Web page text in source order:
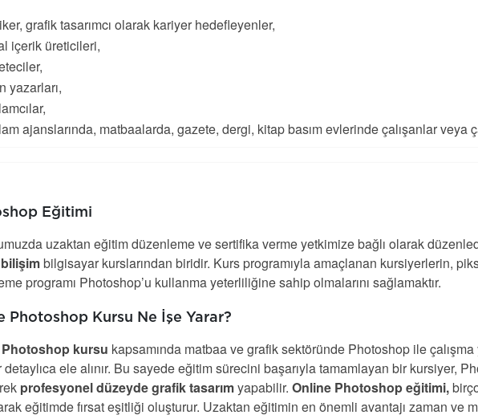
grafik tasarımcı olarak kariyer hedefleyenler,
içerik üreticileri,
yazarları,
ajanslarında, matbaalarda, gazete, dergi, kitap basım evlerinde çalışanlar veya
Eğitimi
uzaktan eğitim düzenleme ve sertifika verme yetkimize bağlı olarak
bilgisayar kurslarından biridir. Kurs programıyla amaçlanan kursiyerlerin,
programı Photoshop’u kullanma yeterliliğine sahip olmalarını sağlamaktır.
Photoshop Kursu Ne İşe Yarar?
kursu kapsamında matbaa ve grafik sektöründe Photoshop ile
detaylıca ele alınır. Bu sayede eğitim sürecini başarıyla tamamlayan bir kursiyer,
profesyonel düzeyde grafik tasarımyapabilir. Online Photoshop eğitimi,
eğitimde fırsat eşitliği oluşturur. Uzaktan eğitimin en önemli avantajı zaman ve